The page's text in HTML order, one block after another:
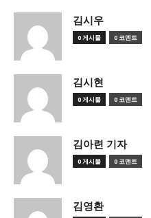
김시우
0 게시물 0 코멘트
김시현
0 게시물 0 코멘트
김아련 기자
0 게시물 0 코멘트
김영환